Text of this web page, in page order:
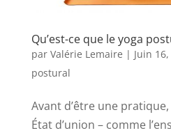
Qu’est-ce que le yoga
par Valérie Lemaire | Juin
postural
Avant d’être une
État d’union – comme